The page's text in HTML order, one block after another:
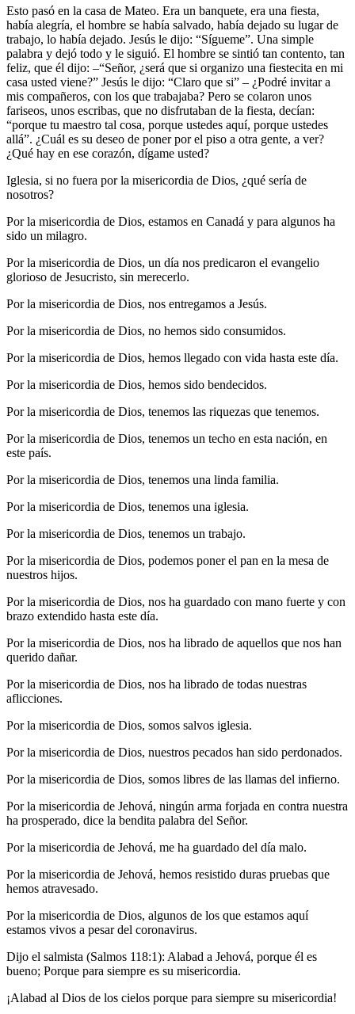
Esto pasó en la casa de Mateo. Era un banquete, era una fiesta,
había alegría, el hombre se había salvado, había dejado su lugar de
trabajo, lo había dejado. Jesús le dijo: “Sígueme”. Una simple
palabra y dejó todo y le siguió. El hombre se sintió tan contento, tan
feliz, que él dijo: –“Señor, ¿será que si organizo una fiestecita en mi
casa usted viene?” Jesús le dijo: “Claro que si” – ¿Podré invitar a
mis compañeros, con los que trabajaba? Pero se colaron unos
fariseos, unos escribas, que no disfrutaban de la fiesta, decían:
“porque tu maestro tal cosa, porque ustedes aquí, porque ustedes
allá”. ¿Cuál es su deseo de poner por el piso a otra gente, a ver?
¿Qué hay en ese corazón, dígame usted?
Iglesia, si no fuera por la misericordia de Dios, ¿qué sería de
nosotros?
Por la misericordia de Dios, estamos en Canadá y para algunos ha
sido un milagro.
Por la misericordia de Dios, un día nos predicaron el evangelio
glorioso de Jesucristo, sin merecerlo.
Por la misericordia de Dios, nos entregamos a Jesús.
Por la misericordia de Dios, no hemos sido consumidos.
Por la misericordia de Dios, hemos llegado con vida hasta este día.
Por la misericordia de Dios, hemos sido bendecidos.
Por la misericordia de Dios, tenemos las riquezas que tenemos.
Por la misericordia de Dios, tenemos un techo en esta nación, en
este país.
Por la misericordia de Dios, tenemos una linda familia.
Por la misericordia de Dios, tenemos una iglesia.
Por la misericordia de Dios, tenemos un trabajo.
Por la misericordia de Dios, podemos poner el pan en la mesa de
nuestros hijos.
Por la misericordia de Dios, nos ha guardado con mano fuerte y con
brazo extendido hasta este día.
Por la misericordia de Dios, nos ha librado de aquellos que nos han
querido dañar.
Por la misericordia de Dios, nos ha librado de todas nuestras
aflicciones.
Por la misericordia de Dios, somos salvos iglesia.
Por la misericordia de Dios, nuestros pecados han sido perdonados.
Por la misericordia de Dios, somos libres de las llamas del infierno.
Por la misericordia de Jehová, ningún arma forjada en contra nuestra
ha prosperado, dice la bendita palabra del Señor.
Por la misericordia de Jehová, me ha guardado del día malo.
Por la misericordia de Jehová, hemos resistido duras pruebas que
hemos atravesado.
Por la misericordia de Dios, algunos de los que estamos aquí
estamos vivos a pesar del coronavirus.
Dijo el salmista (Salmos 118:1): Alabad a Jehová, porque él es
bueno; Porque para siempre es su misericordia.
¡Alabad al Dios de los cielos porque para siempre su misericordia!